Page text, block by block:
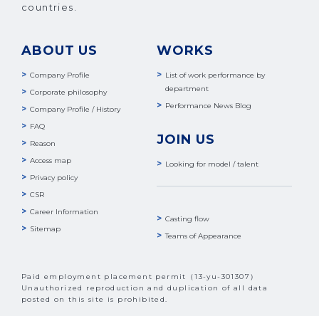
countries.
ABOUT US
Company Profile
Corporate philosophy
Company Profile / History
FAQ
Reason
Access map
Privacy policy
CSR
Career Information
Sitemap
WORKS
List of work performance by
department
Performance News Blog
JOIN US
Looking for model / talent
Casting flow
Teams of Appearance
Paid employment placement permit（13-yu-301307）
Unauthorized reproduction and duplication of all data
posted on this site is prohibited.